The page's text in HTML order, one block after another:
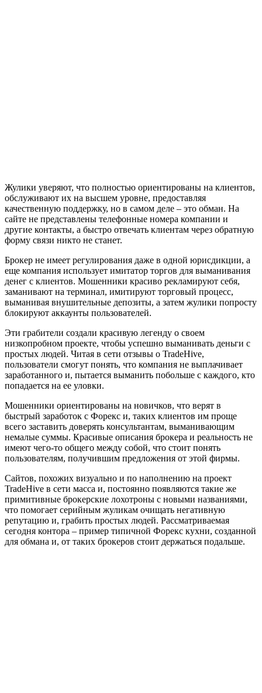
Жулики уверяют, что полностью ориентированы на клиентов,
обслуживают их на высшем уровне, предоставляя
качественную поддержку, но в самом деле – это обман. На
сайте не представлены телефонные номера компании и
другие контакты, а быстро отвечать клиентам через обратную
форму связи никто не станет.
Брокер не имеет регулирования даже в одной юрисдикции, а
еще компания использует имитатор торгов для выманивания
денег с клиентов. Мошенники красиво рекламируют себя,
заманивают на терминал, имитируют торговый процесс,
выманивая внушительные депозиты, а затем жулики попросту
блокируют аккаунты пользователей.
Эти грабители создали красивую легенду о своем
низкопробном проекте, чтобы успешно выманивать деньги с
простых людей. Читая в сети отзывы о TradeHive,
пользователи смогут понять, что компания не выплачивает
заработанного и, пытается выманить побольше с каждого, кто
попадается на ее уловки.
Мошенники ориентированы на новичков, что верят в
быстрый заработок с Форекс и, таких клиентов им проще
всего заставить доверять консультантам, выманивающим
немалые суммы. Красивые описания брокера и реальность не
имеют чего-то общего между собой, что стоит понять
пользователям, получившим предложения от этой фирмы.
Сайтов, похожих визуально и по наполнению на проект
TradeHive в сети масса и, постоянно появляются такие же
примитивные брокерские лохотроны с новыми названиями,
что помогает серийным жуликам очищать негативную
репутацию и, грабить простых людей. Рассматриваемая
сегодня контора – пример типичной Форекс кухни, созданной
для обмана и, от таких брокеров стоит держаться подальше.